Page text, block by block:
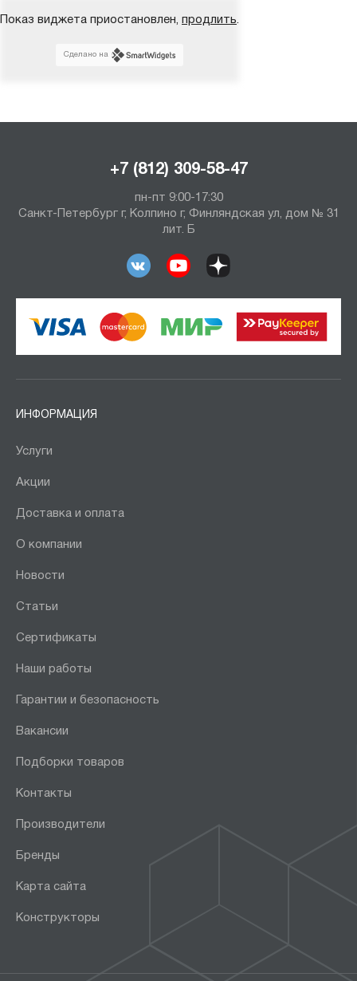
Показ виджета приостановлен, продлить.
Сделано на
+7 (812) 309-58-47
пн-пт 9:00-17:30
Санкт-Петербург г, Колпино г, Финляндская ул, дом № 31
лит. Б
ИНФОРМАЦИЯ
Услуги
Акции
Доставка и оплата
О компании
Новости
Статьи
Сертификаты
Наши работы
Гарантии и безопасность
Вакансии
Подборки товаров
Контакты
Производители
Бренды
Карта сайта
Конструкторы